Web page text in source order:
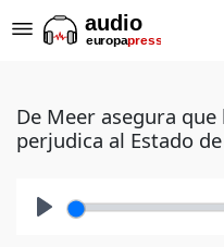
De Meer asegura
perjudica al Estado